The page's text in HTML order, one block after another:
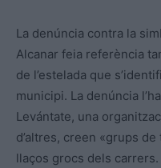
La denúncia contra la
Alcanar feia referència
de l’estelada que
municipi. La denúncia
Levántate, una
d’altres, creen «grups
llaços grocs dels carrers.